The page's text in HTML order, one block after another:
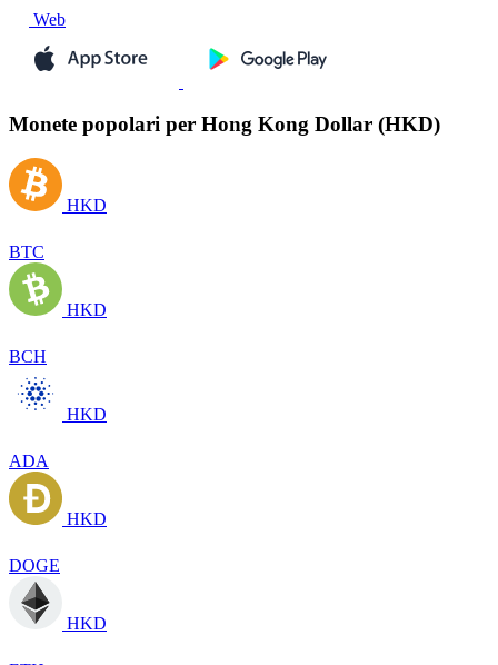
Web
Monete popolari per Hong Kong Dollar (HKD)
HKD
BTC
HKD
BCH
HKD
ADA
HKD
DOGE
HKD